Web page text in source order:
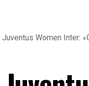
Women Inter: